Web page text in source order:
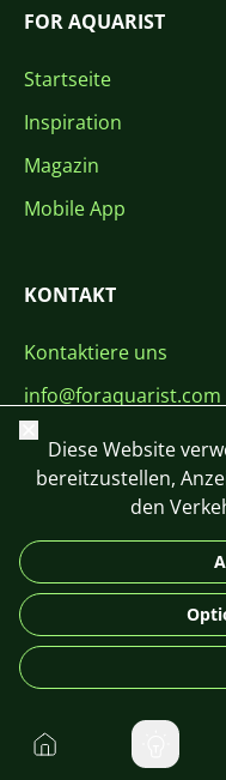
FOR AQUARIST
Startseite
Inspiration
Magazin
Mobile App
KONTAKT
Kontaktiere uns
info@foraquarist.com
+420 603 449 602
Startseite
Schließen
Diese Website
bereitzustellen,
den